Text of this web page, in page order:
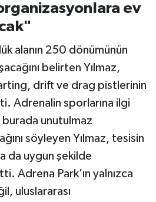
ev
alanın 250 dönümünün
belirten Yılmaz,
drift ve drag pistlerinin
Adrenalin sporlarına ilgi
burada unutulmaz
söyleyen Yılmaz, tesisin
da uygun şekilde
Adrena Park’ın yalnızca
uluslararası